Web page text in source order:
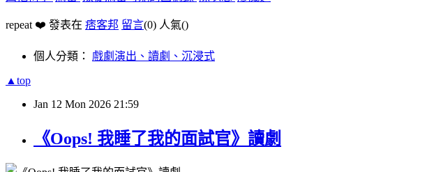
repeat ❤️ 發表在 痞客邦 留言(0) 人氣()
個人分類： 戲劇演出、讀劇、沉浸式
▲top
Jan 12 Mon 2026 21:59
《Oops! 我睡了我的面試官》讀劇